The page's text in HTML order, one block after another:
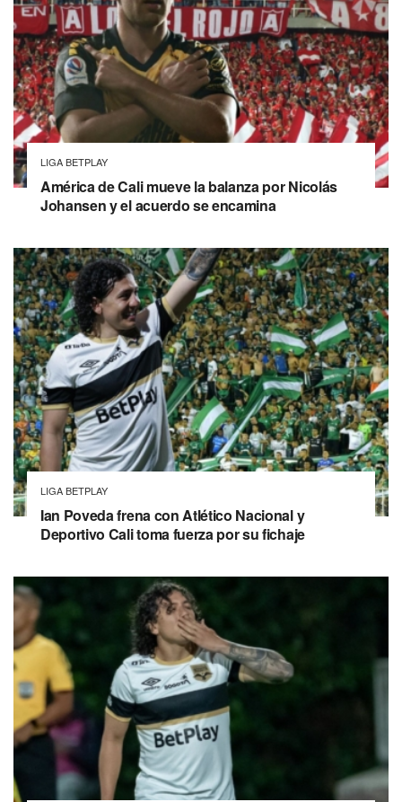
LIGA BETPLAY
América de Cali mueve la balanza por Nicolás
Johansen y el acuerdo se encamina
LIGA BETPLAY
Ian Poveda frena con Atlético Nacional y
Deportivo Cali toma fuerza por su fichaje